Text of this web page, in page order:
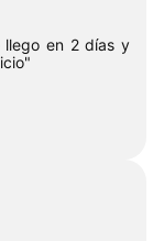
en 2 días y